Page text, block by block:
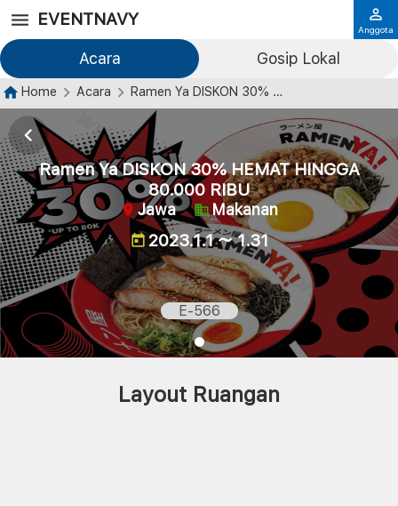
EVENTNAVY
Acara Gosip Lokal
Anggota
Home Acara Ramen Ya DISKON 30% HEMAT HINGGA 80.000 RIBU
Ramen Ya DISKON 30% HEMAT HINGGA
80.000 RIBU
Jawa Makanan
2023.1.1 ～ 1.31
E-566
Layout Ruangan